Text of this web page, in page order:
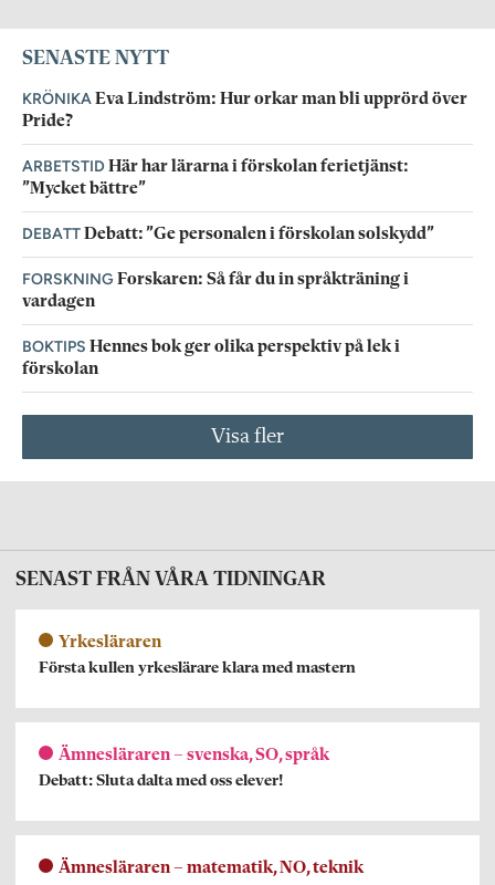
SENASTE NYTT
KRÖNIKA Eva Lindström: Hur orkar man bli upprörd över
Pride?
ARBETSTIDHär har lärarna i förskolan ferietjänst:
”Mycket bättre”
DEBATTDebatt: ”Ge personalen i förskolan solskydd”
FORSKNING Forskaren: Så får du in språkträning i
vardagen
BOKTIPS Hennes bok ger olika perspektiv på lek i
förskolan
Visa fler
SENAST FRÅN VÅRA TIDNINGAR
Yrkesläraren
Första kullen yrkeslärare klara med mastern
Ämnesläraren – svenska, SO, språk
Debatt: Sluta dalta med oss elever!
Ämnesläraren – matematik, NO, teknik